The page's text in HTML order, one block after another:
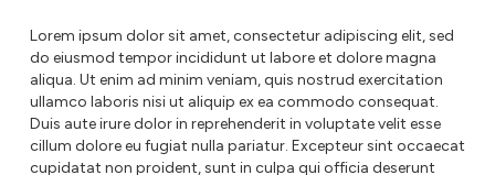
Lorem ipsum dolor sit amet, consectetur adipiscing elit, sed
do eiusmod tempor incididunt ut labore et dolore magna
aliqua. Ut enim ad minim veniam, quis nostrud exercitation
ullamco laboris nisi ut aliquip ex ea commodo consequat.
Duis aute irure dolor in reprehenderit in voluptate velit esse
cillum dolore eu fugiat nulla pariatur. Excepteur sint occaecat
cupidatat non proident, sunt in culpa qui officia deserunt